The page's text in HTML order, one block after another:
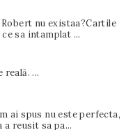
nu existaa?Cartile
sa intamplat ...
reală. ...
ai spus nu este perfecta,
a reusit sa pa...